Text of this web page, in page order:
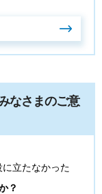
なさまのご意
に立たなかった
？